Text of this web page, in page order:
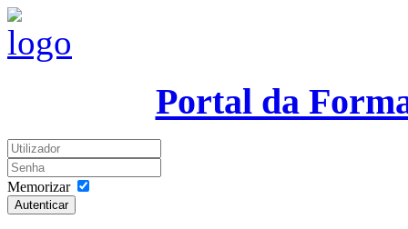
Portal da
Memorizar
Autenticar